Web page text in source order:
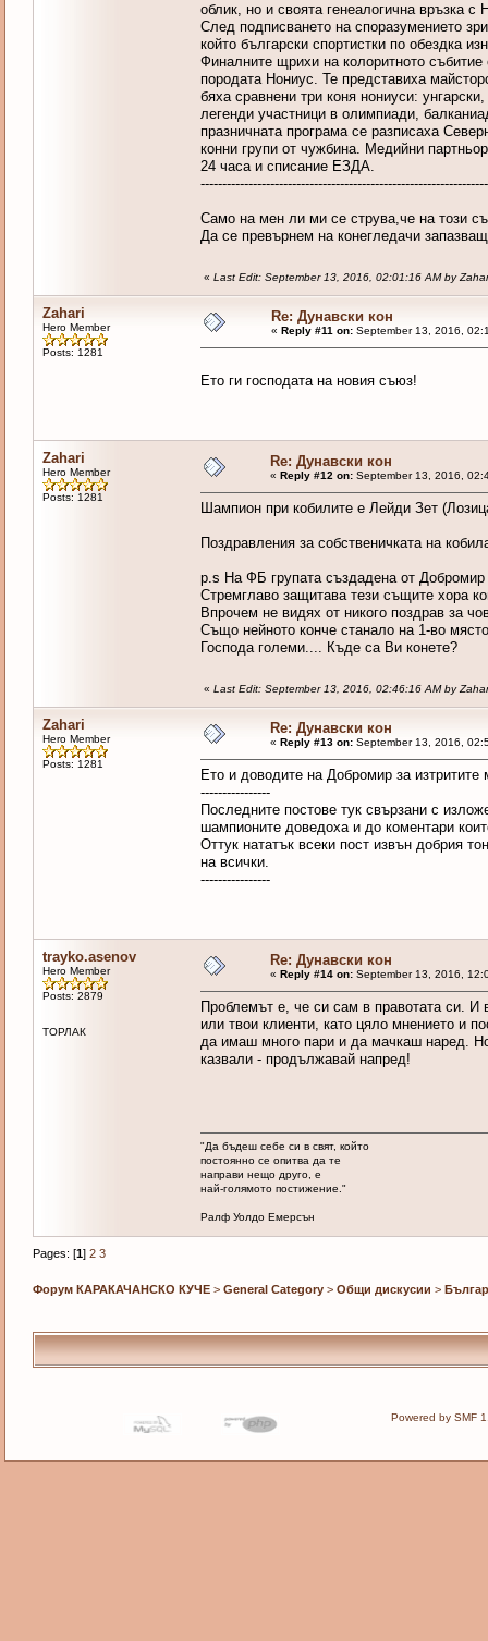
облик, но и своята генеалогична връзка с
След подписването на споразумението
който български спортистки по обездка
Финалните щрихи на колоритното събитие
породата Нониус. Те представиха
бяха сравнени три коня нониуси:
легенди участници в олимпиади,
празничната програма се разписаха
конни групи от чужбина. Медийни
24 часа и списание ЕЗДА.
Само на мен ли ми се струва,че на този
Да се превърнем на конегледачи
« Last Edit: September 13, 2016, 02:01:16 AM by
Zahari
Hero Member
Posts: 1281
Re: Дунавски кон
« Reply #11 on:September 13, 2016,
Ето ги господата на новия съюз!
Zahari
Hero Member
Posts: 1281
Re: Дунавски кон
« Reply #12 on:September 13, 2016,
Шампион при кобилите е Лейди Зет
Поздравления за собственичката на
p.s На ФБ групата създадена от Добромир
Стремглаво защитава тези същите хора
Впрочем не видях от никого поздрав за
Също нейното конче станало на 1-во
Господа големи.... Къде са Ви конете?
« Last Edit: September 13, 2016, 02:46:16 AM by
Zahari
Hero Member
Posts: 1281
Re: Дунавски кон
« Reply #13 on:September 13, 2016,
Ето и доводите на Добромир за изтритите
----------------
Последните постове тук свързани с
шампионите доведоха и до коментари
Оттук нататък всеки пост извън добрия
на всички.
----------------
trayko.asenov
Hero Member
Posts: 2879
ТОРЛАК
Re: Дунавски кон
« Reply #14 on:September 13, 2016,
Проблемът е, че си сам в правотата си. И
или твои клиенти, като цяло мнението и
да имаш много пари и да мачкаш наред.
казвали - продължавай напред!
"Да бъдеш себе си в свят, който
постоянно се опитва да те
направи нещо друго, е
най-голямото постижение."
Ралф Уолдо Емерсън
Pages: [1] 2 3
Форум КАРАКАЧАНСКО КУЧЕ> General Category> Общи дискусии >
Powered by SMF